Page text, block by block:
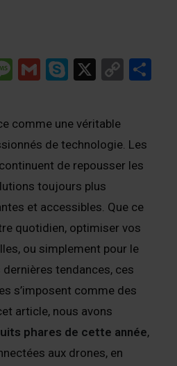
Message
GmailSkype
X
Copy
comme une véritable
de technologie. Les
de repousser les
toujours plus
et accessibles. Que ce
quotidien, optimiser vos
ou simplement pour le
tendances, ces
s’imposent comme des
article, nous avons
phares de cette année,
aux drones, en